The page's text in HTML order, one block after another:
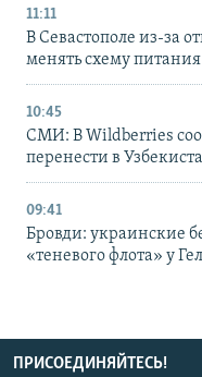
11:11
В Севастополе из-за
менять схему питания
10:45
СМИ: В Wildberries
перенести в
09:41
Бровди: украинские
«теневого флота» у
ПРИСОЕДИНЯЙТЕСЬ!